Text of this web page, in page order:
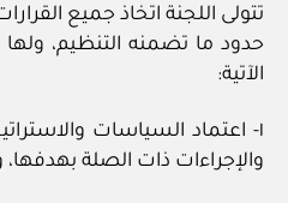
تتولى اللجنة اتخاذ جميع
حدود ما تضمنه التنظيم،
الآتية:
١- اعتماد السياسات
والإجراءات ذات الصلة